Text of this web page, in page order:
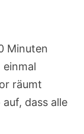
Minuten
einmal
räumt
dass alle